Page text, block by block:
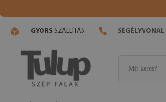
GYORS SZÁLLÍTÁS SEGÉLYVONAL